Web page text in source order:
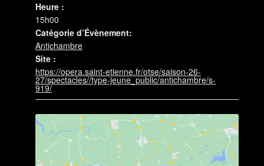
Heure :
15h00
Catégorie d’Évènement:
Antichambre
Site :
https://opera.saint-etienne.fr/otse/saison-26-
27/spectacles//type-jeune_public/antichambre/s-
919/